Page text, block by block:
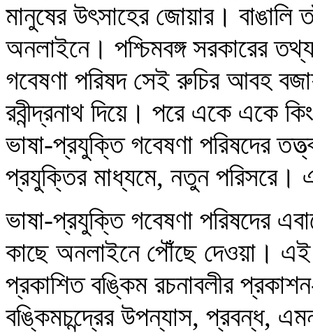
মানুষের উৎসাহের জোয়ার। বাঙালি
অনলাইনে। পশ্চিমবঙ্গ সরকারের
গবেষণা পরিষদ সেই রুচির আবহ
রবীন্দ্রনাথ দিয়ে। পরে একে একে
ভাষা-প্রযুক্তি গবেষণা পরিষদের
প্রযুক্তির মাধ্যমে, নতুন পরিসরে।
ভাষা-প্রযুক্তি গবেষণা পরিষদের
কাছে অনলাইনে পৌঁছে দেওয়া। এই
প্রকাশিত বঙ্কিম রচনাবলীর
বঙ্কিমচন্দ্রের উপন্যাস, প্রবন্ধ,